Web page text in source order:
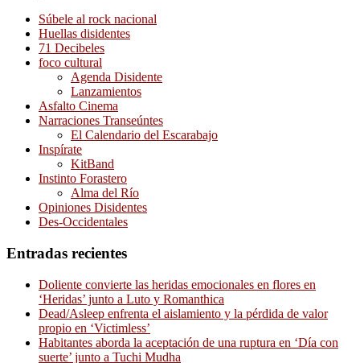
Súbele al rock nacional
Huellas disidentes
71 Decibeles
foco cultural
Agenda Disidente
Lanzamientos
Asfalto Cinema
Narraciones Transeúntes
El Calendario del Escarabajo
Inspírate
KitBand
Instinto Forastero
Alma del Río
Opiniones Disidentes
Des-Occidentales
Entradas recientes
Doliente convierte las heridas emocionales en flores en
‘Heridas’ junto a Luto y Romanthica
Dead/Asleep enfrenta el aislamiento y la pérdida de valor
propio en ‘Victimless’
Habitantes aborda la aceptación de una ruptura en ‘Día con
suerte’ junto a Tuchi Mudha